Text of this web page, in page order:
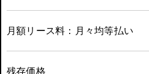
月額リース料：月々均等払い
残存価格